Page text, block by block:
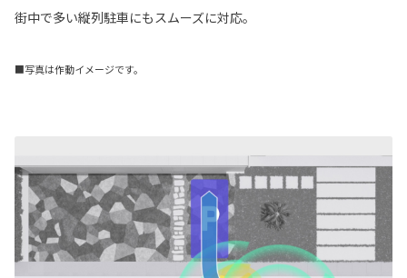
街中で多い縦列駐車にもスムーズに対応。
■写真は作動イメージです。